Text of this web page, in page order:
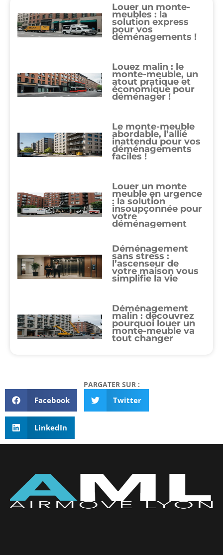
Louer un monte-
meubles : la
solution express
pour vos
déménagements !
Louez malin : le
monte-meuble, un
atout pratique et
économique pour
déménager !
Le monte-meuble
abordable, l’allié
inattendu pour vos
déménagements
faciles !
Louer un monte
meuble en urgence
: la solution
insoupçonnée pour
votre
déménagement
Déménagement
sans stress :
l’ascenseur de
votre maison vous
simplifie la vie
Déménagement
malin : découvrez
pourquoi louer un
monte-meuble va
tout changer
PARGATER SUR :
Facebook Twitter
LinkedIn